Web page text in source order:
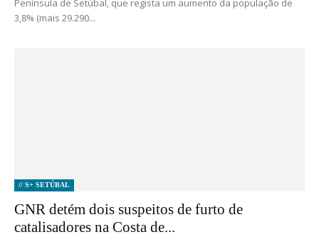
Península de Setúbal, que regista um aumento da população de
3,8% (mais 29.290...
// S+ SETÚBAL
GNR detém dois suspeitos de furto de
catalisadores na Costa de...